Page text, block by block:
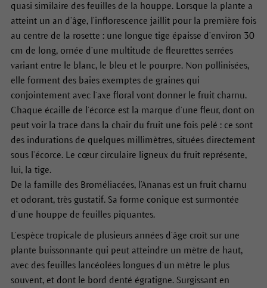
quasi similaire des feuilles de la houppe. Lorsque la plante a
atteint un an d’âge, l’inflorescence jaillit pour la première fois
au centre de la rosette : une longue tige épaisse d’environ 30
cm de long, ornée d’une multitude de fleurettes serrées
variant entre le blanc, le bleu et le pourpre. Non pollinisées,
elle forment des baies exemptes de graines qui
conjointement avec l’axe floral vont donner le fruit charnu.
Chaque écaille de l’écorce est la marque d’une fleur, dont on
peut voir la trace dans la chair du fruit une fois pelé : ce sont
des indurations de quelques millimètres, situées directement
sous l’écorce. Le cœur circulaire ligneux du fruit représente,
lui, la tige.
De la famille des Broméliacées, l’Ananas est un fruit charnu
et odorant, très gustatif. Sa forme conique est surmontée
d’une houppe de feuilles piquantes.
L’espèce tropicale de plusieurs années d’âge croît sur une
plante buissonnante qui peut atteindre un mètre de haut,
avec des feuilles lancéolées longues d’un mètre le plus
souvent, et dont le bord denté égratigne. Surgissant en